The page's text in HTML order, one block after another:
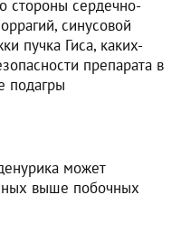
стороны сердечно-
синусовой
пучка Гиса, каких-
препарата в
подагры
может
выше побочных